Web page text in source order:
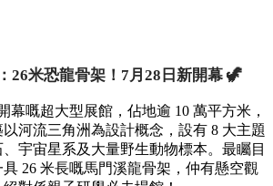
26米恐龍骨架！7月28日新開幕 🦖
幕嘅超大型展館，佔地逾 10 萬平方米，
河流三角洲為設計概念，設有 8 大主題
宇宙星系及大量野生動物標本。最矚目
26 米長嘅馬門溪龍骨架，仲有懸空觀